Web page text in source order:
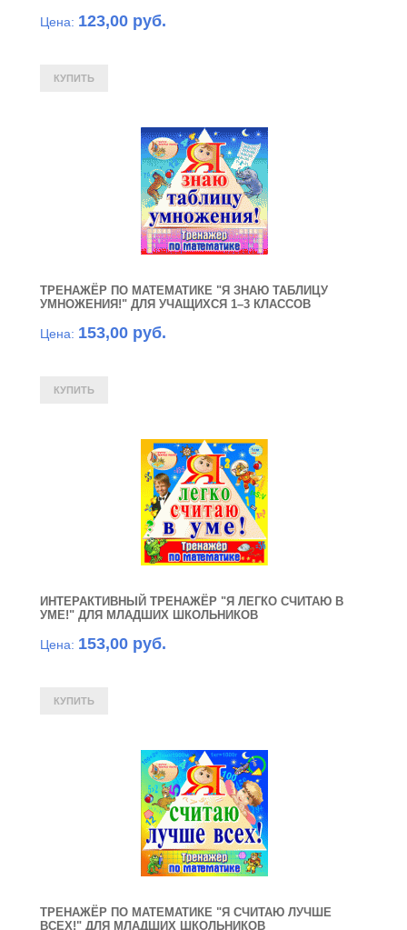
Цена: 123,00 руб.
ТРЕНАЖЁР ПО МАТЕМАТИКЕ "Я ЗНАЮ ТАБЛИЦУ
УМНОЖЕНИЯ!" ДЛЯ УЧАЩИХСЯ 1–3 КЛАССОВ
Цена: 153,00 руб.
ИНТЕРАКТИВНЫЙ ТРЕНАЖЁР "Я ЛЕГКО СЧИТАЮ В
УМЕ!" ДЛЯ МЛАДШИХ ШКОЛЬНИКОВ
Цена: 153,00 руб.
ТРЕНАЖЁР ПО МАТЕМАТИКЕ "Я СЧИТАЮ ЛУЧШЕ
ВСЕХ!" ДЛЯ МЛАДШИХ ШКОЛЬНИКОВ